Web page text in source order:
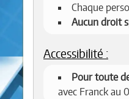
Chaque
Aucun droit
Accessibilité :
Pour toute
avec Franck au